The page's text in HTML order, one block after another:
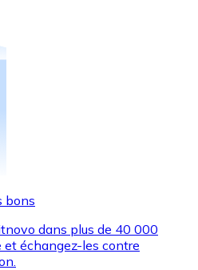
de vos marques
cadeaux
bons
dans plus de 40 000
échangez-les contre